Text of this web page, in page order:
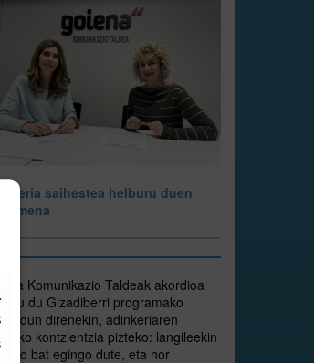
saihestea helburu duen
Komunikazio Taldeak akordioa
du Gizadiberri programako
direnekin, adinkeriaren
kontzientzia pizteko: langileekin
bat egingo dute, eta hor